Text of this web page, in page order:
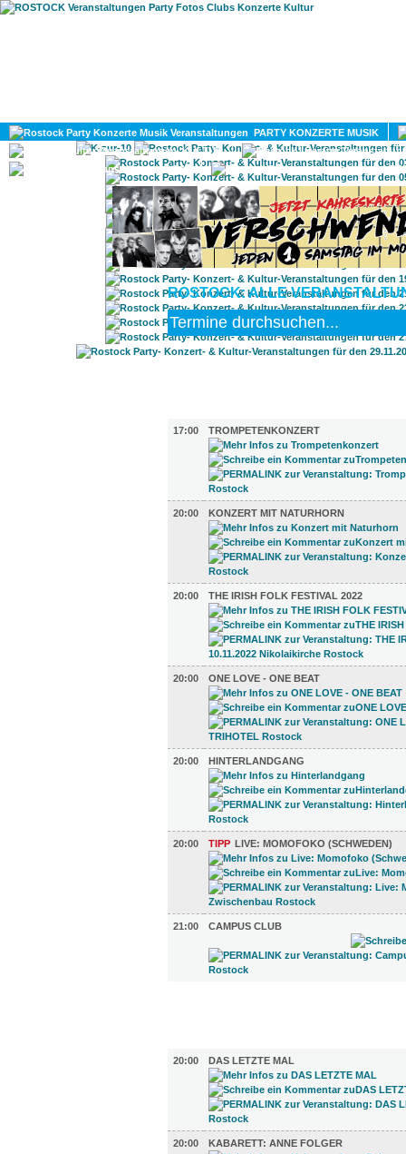
PARTY KONZERTE MUSIK
KULTUR
GAY
ROSTOCK: ALLE
17:00
TROMPETENKONZERT
20:00 KONZERT MIT NATURHORN
20:00 THE IRISH FOLK FESTIVAL 2022
20:00 ONE LOVE - ONE BEAT
20:00 HINTERLANDGANG
20:00 TIPP LIVE: MOMOFOKO (SCHWEDEN)
21:00 CAMPUS CLUB
20:00
DAS LETZTE MAL
20:00 KABARETT: ANNE FOLGER